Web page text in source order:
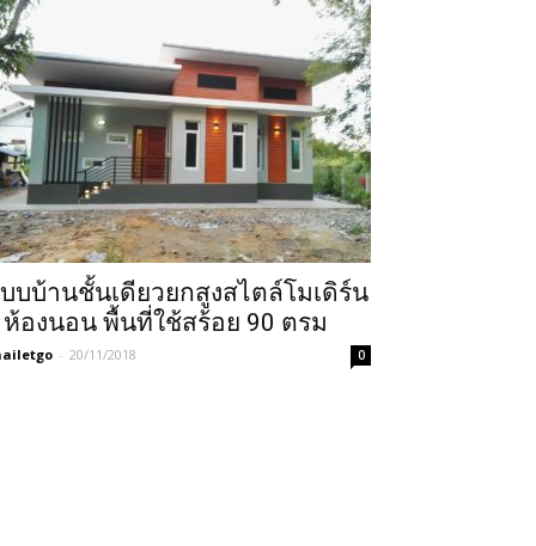
บบ้านชั้นเดียวยกสูงสไตล์โมเดิร์น
ห้องนอน พื้นที่ใช้สร้อย 90 ตรม
- 20/11/2018 0